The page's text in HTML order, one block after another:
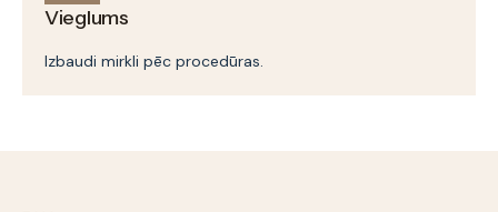
Vieglums
Izbaudi mirkli pēc procedūras.